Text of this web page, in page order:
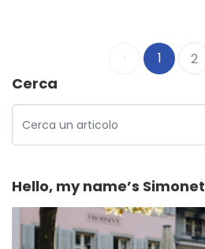
1 2
Cerca
Hello, my name’s